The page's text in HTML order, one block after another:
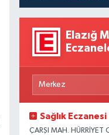
Elazığ
Sağlık Eczanesi
ÇARŞI MAH. HÜRRİYET